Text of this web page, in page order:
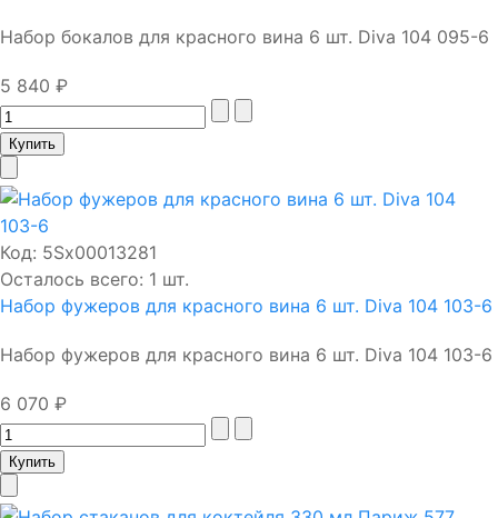
Набор бокалов для красного вина 6 шт. Diva 104 095-6
5 840 ₽
Код: 5Sх00013281
Осталось всего: 1 шт.
Набор фужеров для красного вина 6 шт. Diva 104 103-6
Набор фужеров для красного вина 6 шт. Diva 104 103-6
6 070 ₽